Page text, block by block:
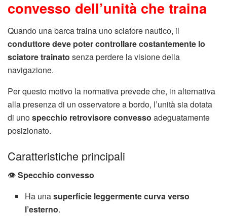
convesso dell’unità che traina
Quando una barca traina uno sciatore nautico, il
conduttore deve poter controllare costantemente lo
sciatore trainato senza perdere la visione della
navigazione.
Per questo motivo la normativa prevede che, in alternativa
alla presenza di un osservatore a bordo, l’unità sia dotata
di unospecchio retrovisore convesso adeguatamente
posizionato.
Caratteristiche principali
👁️Specchio convesso
Ha unasuperficie leggermente curva verso
l’esterno.